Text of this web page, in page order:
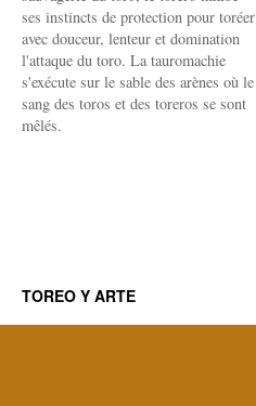
ses instincts de protection pour toréer
avec douceur, lenteur et domination
l'attaque du toro. La tauromachie
s'exécute sur le sable des arènes où le
sang des toros et des toreros se sont
mêlés.
TOREO Y ARTE